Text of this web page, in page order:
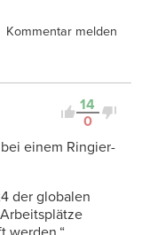
Kommentar melden
14
0
einem Ringier-
der globalen